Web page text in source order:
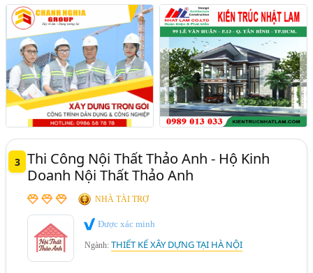
3 Thi Công Nội Thất Thảo Anh - Hộ Kinh
Doanh Nội Thất Thảo Anh
NHÀ TÀI TRỢ
Được xác minh
Ngành:THIẾT KẾ XÂY DỰNG TẠI HÀ NỘI